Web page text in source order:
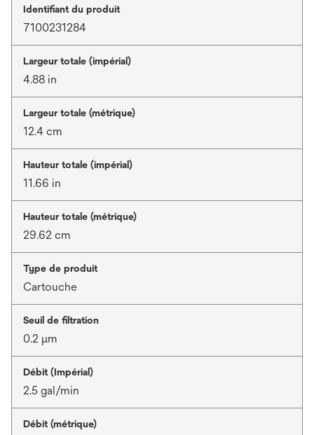
Identifiant du produit
7100231284
Largeur totale (impérial)
4.88 in
Largeur totale (métrique)
12.4 cm
Hauteur totale (impérial)
11.66 in
Hauteur totale (métrique)
29.62 cm
Type de produit
Cartouche
Seuil de filtration
0.2 μm
Débit (Impérial)
2.5 gal/min
Débit (métrique)